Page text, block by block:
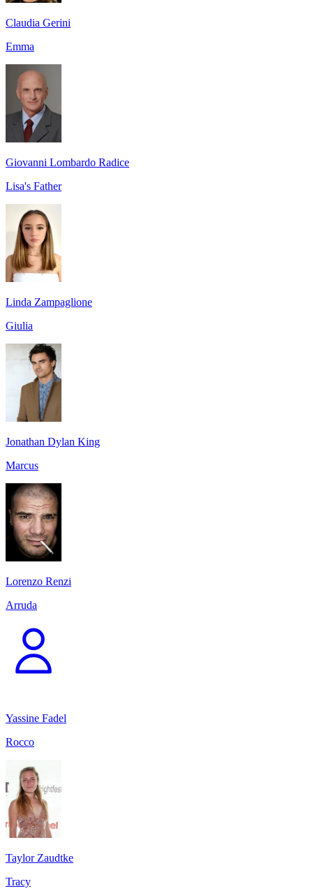
Claudia Gerini
Emma
Giovanni Lombardo Radice
Lisa's Father
Linda Zampaglione
Giulia
Jonathan Dylan King
Marcus
Lorenzo Renzi
Arruda
Yassine Fadel
Rocco
Taylor Zaudtke
Tracy